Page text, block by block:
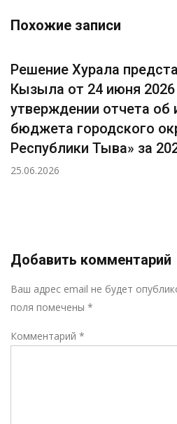
Похожие записи
Решение Хурала
Кызыла от 24 июня
утверждении отчета об
бюджета городского
Республики Тыва» за
25.06.2026
Добавить комментарий
Ваш адрес email не будет
поля помечены *
Комментарий *